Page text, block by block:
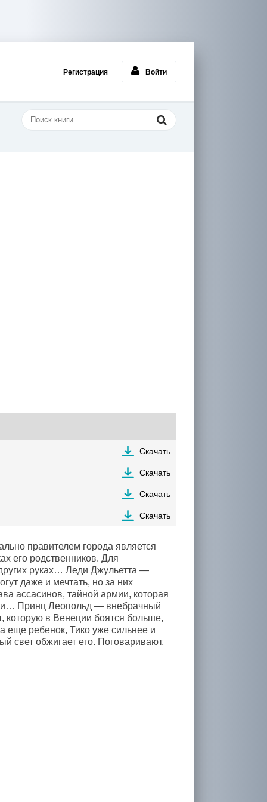
Регистрация Войти
Скачать
Скачать
Скачать
Скачать
правителем города является
его родственников. Для
руках… Леди Джульетта —
даже и мечтать, но за них
ассасинов, тайной армии, которая
Принц Леопольд — внебрачный
которую в Венеции боятся больше,
еще ребенок, Тико уже сильнее и
свет обжигает его. Поговаривают,